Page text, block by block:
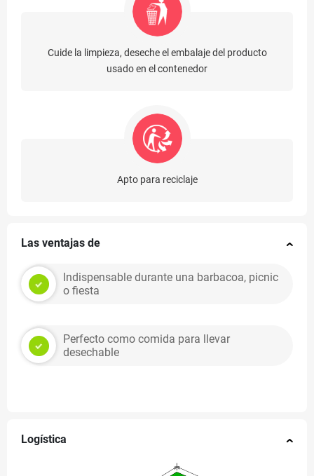
Cuide la limpieza, deseche el embalaje del producto
usado en el contenedor
Apto para reciclaje
Las ventajas de
Indispensable durante una barbacoa, picnic
o fiesta
Perfecto como comida para llevar
desechable
Logística